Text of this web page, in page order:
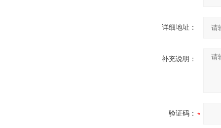
详细地址：
补充说明：
验证码：